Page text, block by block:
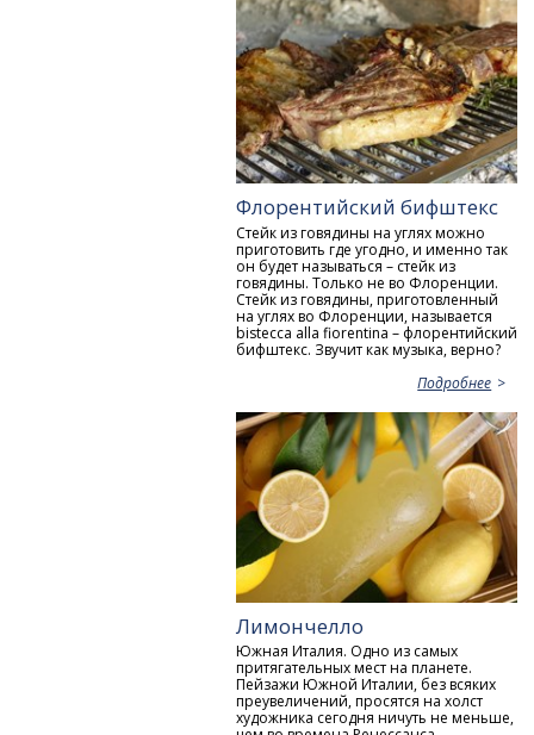
Флорентийский бифштекс
Стейк из говядины на углях можно
приготовить где угодно, и именно так
он будет называться – стейк из
говядины. Только не во Флоренции.
Стейк из говядины, приготовленный
на углях во Флоренции, называется
bistecca alla fiorentina – флорентийский
бифштекс. Звучит как музыка, верно?
Подробнее
Лимончелло
Южная Италия. Одно из самых
притягательных мест на планете.
Пейзажи Южной Италии, без всяких
преувеличений, просятся на холст
художника сегодня ничуть не меньше,